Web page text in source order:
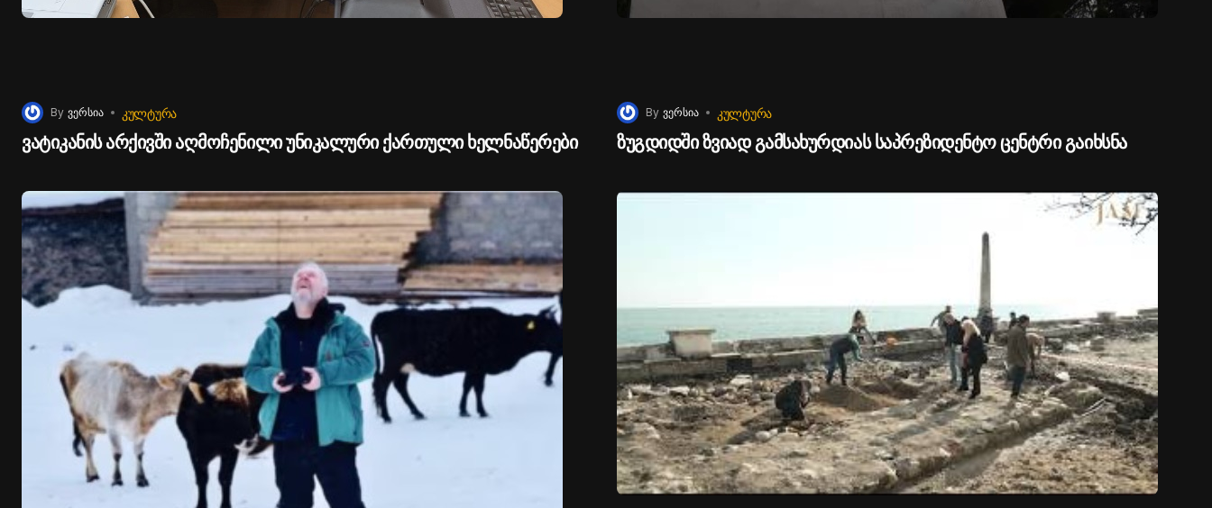
By ვერსია ᲙᲣᲚᲢᲣᲠᲐ
ვატიკანის არქივში აღმოჩენილი უნიკალური ქართული ხელნაწერები
By ვერსია ᲙᲣᲚᲢᲣᲠᲐ
ზუგდიდში ზვიად გამსახურდიას საპრეზიდენტო ცენტრი გაიხსნა